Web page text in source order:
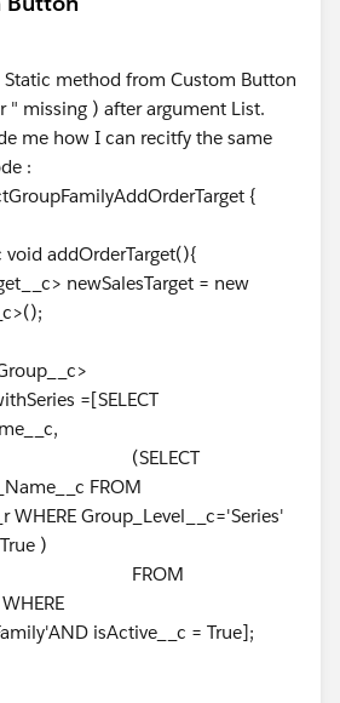
method from Custom Button
" missing ) after argument List.
me how I can recitfy the same
:
{
addOrderTarget(){
newSalesTarget = new
=[SELECT
FROM
WHERE Group_Level__c='Series'
)
isActive__c = True];
currentFiscalYear = [SELECT